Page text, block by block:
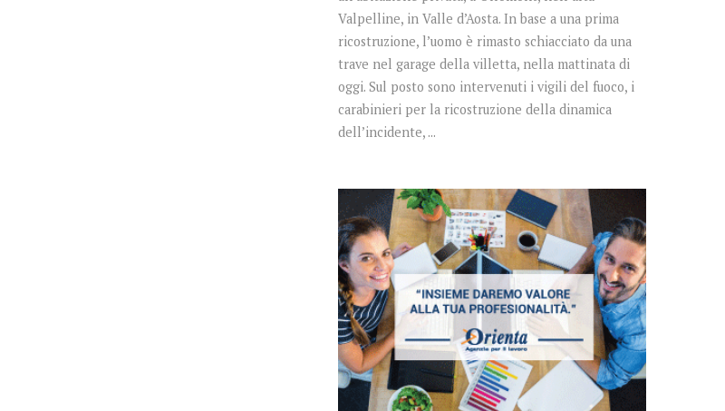
Valpelline, in Valle d’Aosta. In base a una prima
ricostruzione, l’uomo è rimasto schiacciato da una
trave nel garage della villetta, nella mattinata di
oggi. Sul posto sono intervenuti i vigili del fuoco, i
carabinieri per la ricostruzione della dinamica
dell’incidente, ...